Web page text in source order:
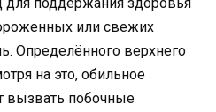
или свежих
Определённого верхнего
на это, обильное
вызвать побочные